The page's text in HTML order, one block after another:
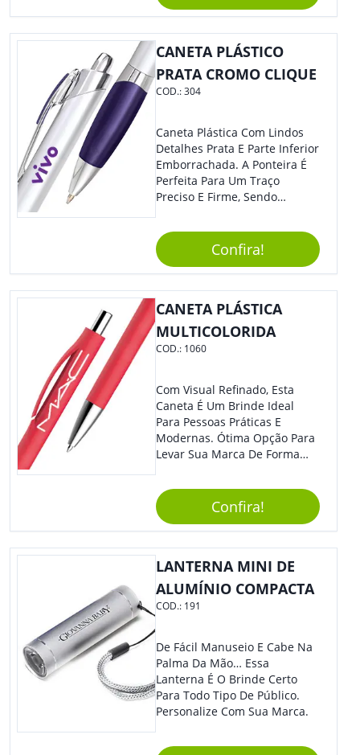
Ofereça A Seus Clientes E
Colaboradores, Sem Dúvidas
Eles Irão Adorar.
CANETA PLÁSTICO
PRATA CROMO CLIQUE
COD.:304
Caneta Plástica Com Lindos
Detalhes Prata E Parte Inferior
Emborrachada. A Ponteira É
Perfeita Para Um Traço
Preciso E Firme, Sendo
Tradicional Porém Com
Design Minimalista Que Faz
Toda Diferença.
Confira!
CANETA PLÁSTICA
MULTICOLORIDA
COD.: 1060
Com Visual Refinado, Esta
Caneta É Um Brinde Ideal
Para Pessoas Práticas E
Modernas. Ótima Opção Para
Levar Sua Marca De Forma
Sua Empresa Em Eventos,
Reuniões Corporativas Ou Até
Mesmo Para Presentear
Colaboradores E Parceiros De
Sua Empresa.
Confira!
LANTERNA MINI DE
ALUMÍNIO COMPACTA
COD.: 191
De Fácil Manuseio E Cabe Na
Palma Da Mão… Essa
Lanterna É O Brinde Certo
Para Todo Tipo De Público.
Personalize Com Sua Marca.